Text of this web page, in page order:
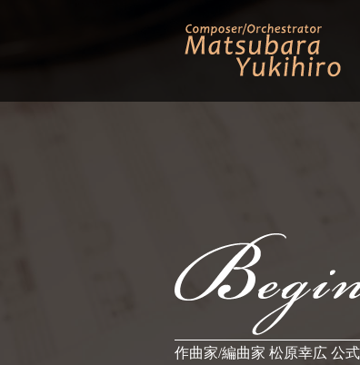
作曲家/編曲家 松原幸広 公